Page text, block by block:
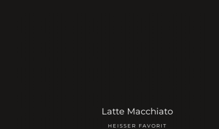
Latte Macchiato
HEISSER FAVORIT